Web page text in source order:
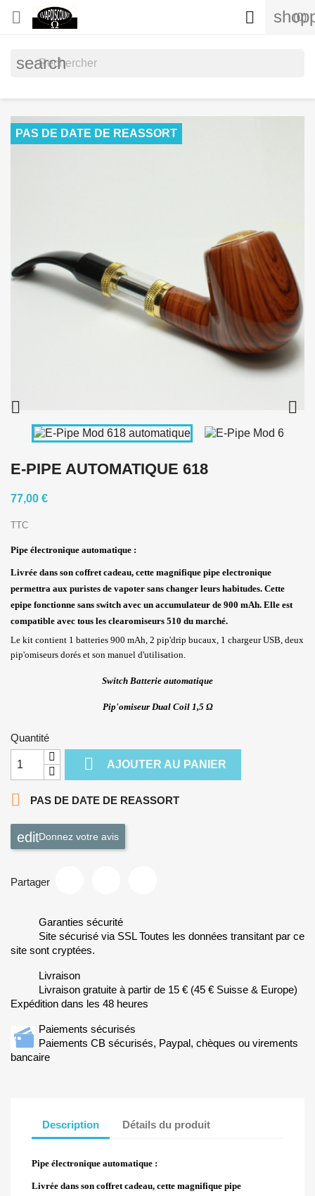
 (0)

search
PAS DE DATE DE REASSORT
 
E-PIPE AUTOMATIQUE 618
77,00 €
TTC
Pipe électronique automatique :
Livrée dans son coffret cadeau, cette magnifique pipe electronique
permettra aux puristes de vapoter sans changer leurs habitudes. Cette
epipe fonctionne sans switch avec un accumulateur de 900 mAh. Elle est
compatible avec tous les clearomiseurs 510 du marché.
Le kit contient 1 batteries 900 mAh, 2 pip'drip bucaux, 1 chargeur USB, deux
pip'omiseurs dorés et son manuel d'utilisation.
Switch Batterie automatique
Pip'omiseur Dual Coil 1,5 Ω
Quantité
 AJOUTER AU PANIER
 PAS DE DATE DE REASSORT
Donnez votre avis
Partager
Garanties sécurité
Site sécurisé via SSL Toutes les données transitant par ce
site sont cryptées.
Livraison
Livraison gratuite à partir de 15 € (45 € Suisse & Europe)
Expédition dans les 48 heures
Paiements sécurisés
Paiements CB sécurisés, Paypal, chèques ou virements
bancaire
Description Détails du produit
Pipe électronique automatique :
Livrée dans son coffret cadeau, cette magnifique pipe